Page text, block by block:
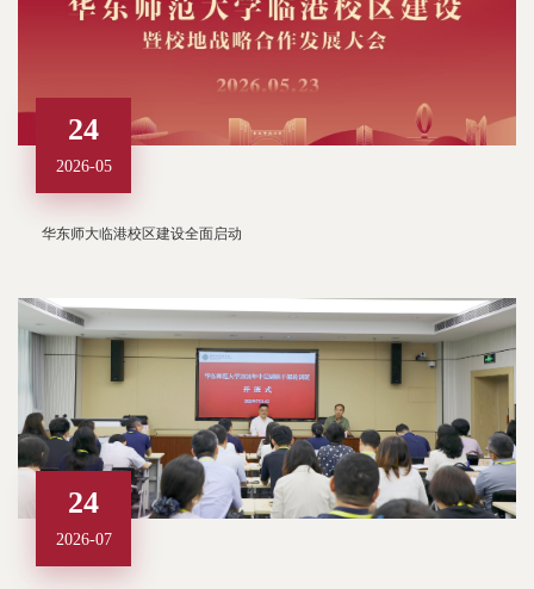
24
2026-05
华东师大临港校区建设全面启动
24
2026-07